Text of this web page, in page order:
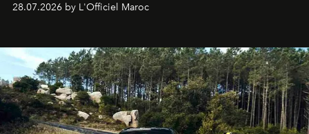
Pillet promet un lieu de vie complet. On y a déjeuné…
28.07.2026 by L'Officiel Maroc